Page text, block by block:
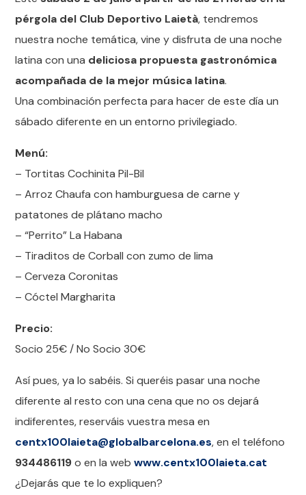
pérgola del Club Deportivo Laietà, tendremos
nuestra noche temática, vine y disfruta de una noche
latina con una deliciosa propuesta gastronómica
acompañada de la mejor música latina.
Una combinación perfecta para hacer de este día un
sábado diferente en un entorno privilegiado.
Menú:
– Tortitas Cochinita Pil-Bil
– Arroz Chaufa con hamburguesa de carne y
patatones de plátano macho
– “Perrito” La Habana
– Tiraditos de Corball con zumo de lima
– Cerveza Coronitas
– Cóctel Margharita
Precio:
Socio 25€ / No Socio 30€
Así pues, ya lo sabéis. Si queréis pasar una noche
diferente al resto con una cena que no os dejará
indiferentes, reserváis vuestra mesa en
centx100laieta@globalbarcelona.es, en el teléfono
934486119o en la webwww.centx100laieta.cat
¿Dejarás que te lo expliquen?